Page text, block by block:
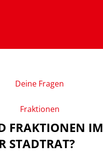
Deine Fragen
Fraktionen
FRAKTIONEN IM
STADTRAT?